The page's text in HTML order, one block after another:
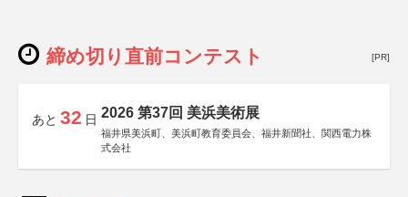
締め切り直前コンテスト [PR]
あと 32 日 2026 第37回 美浜美術展
福井県美浜町、美浜町教育委員会、福井新聞社、関西電力株
式会社